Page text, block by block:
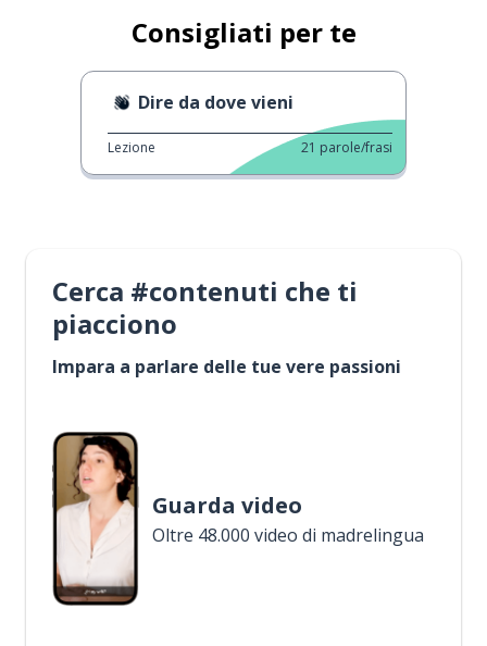
Consigliati per te
Dire da dove vieni
Lezione 21 parole/frasi
Cerca #contenuti che ti
piacciono
Impara a parlare delle tue vere passioni
Guarda video
Oltre 48.000 video di madrelingua